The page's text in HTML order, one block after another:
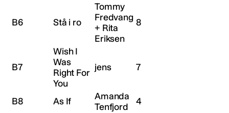
B6 Stå i ro
Tommy
Fredvang
+ Rita
Eriksen
8
B7
Wish I
Was
Right For
You
jens 7
B8 As If
Amanda
Tenfjord
4